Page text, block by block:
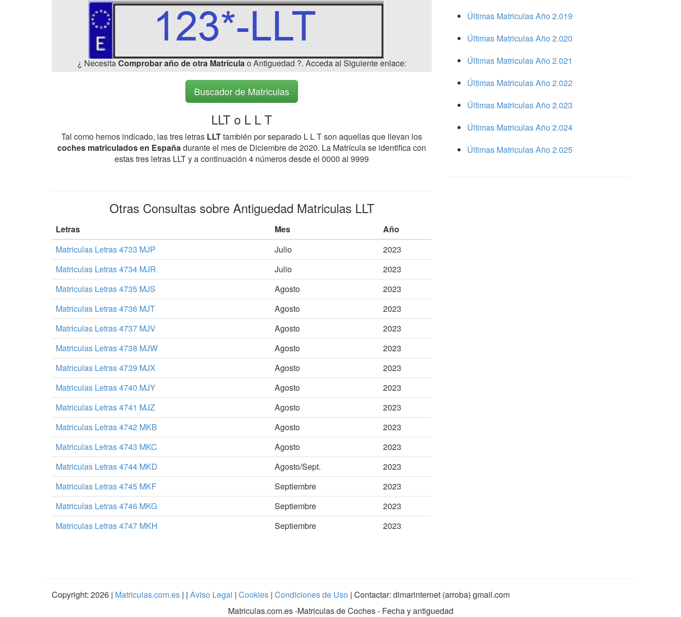
¿ NecesitaComprobar año de otra Matrículao Antiguedad ?. Acceda al Siguiente enlace:
Buscador de Matriculas
LLT o L L T
Tal como hemos indicado, las tres letras LLTtambién por separado L L T son aquellas que llevan los
coches matriculados en Españadurante el mes de Diciembre de 2020. La Matrícula se identifica con
estas tres letras LLT y a continuación 4 números desde el 0000 al 9999
Otras Consultas sobre Antiguedad Matriculas LLT
Letras Mes
Año
Matriculas Letras 4733 MJP
Julio
2023
Matriculas Letras 4734 MJR
Julio
2023
Matriculas Letras 4735 MJS
Agosto
2023
Matriculas Letras 4736 MJT
Agosto
2023
Matriculas Letras 4737 MJV
Agosto
2023
Matriculas Letras 4738 MJW
Agosto
2023
Matriculas Letras 4739 MJX
Agosto
2023
Matriculas Letras 4740 MJY
Agosto
2023
Matriculas Letras 4741 MJZ
Agosto
2023
Matriculas Letras 4742 MKB
Agosto
2023
Matriculas Letras 4743 MKC
Agosto
2023
Matriculas Letras 4744 MKD
Agosto/Sept.
2023
Matriculas Letras 4745 MKF
Septiembre
2023
Matriculas Letras 4746 MKG
Septiembre
2023
Matriculas Letras 4747 MKH
Septiembre 2023
Últimas Matriculas Año 2.019
Últimas Matriculas Año 2.020
Últimas Matriculas Año 2.021
Últimas Matriculas Año 2.022
Últimas Matriculas Año 2.023
Últimas Matriculas Año 2.024
Últimas Matriculas Año 2.025
Copyright: 2026 | Matriculas.com.es | | Aviso Legal | Cookies | Condiciones de Uso | Contactar: dimarinternet (arroba) gmail.com
Matriculas.com.es-Matriculas de Coches - Fecha y antiguedad